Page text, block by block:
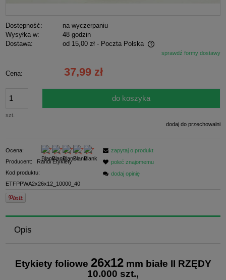
Dostępność:
na wyczerpaniu
Wysyłka w:
48 godzin
Dostawa:
od 15,00 zł - Poczta Polska
Cena nie zawiera ewentualnych kosztów płatnościsprawdź formy dostawy
Cena: 37,99 zł
szt.
do koszyka
dodaj do przechowalni
Ocena:
Producent:
Randi Etykiety
Kod produktu:
ETFPPWA2x26x12_10000_40
zapytaj o produkt
poleć znajomemu
dodaj opinię
Opis
Etykiety foliowe 26x12mm białe II RZĘDY
10.000 szt.,